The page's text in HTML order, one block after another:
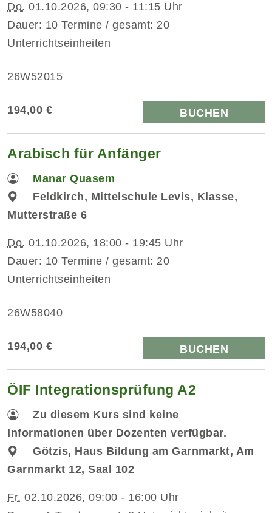
Do. 01.10.2026, 09:30 - 11:15 Uhr
Dauer: 10 Termine / gesamt: 20
Unterrichtseinheiten
26W52015
194,00 € BUCHEN
Arabisch für Anfänger
Manar Quasem
Feldkirch, Mittelschule Levis, Klasse,
Mutterstraße 6
Do. 01.10.2026, 18:00 - 19:45 Uhr
Dauer: 10 Termine / gesamt: 20
Unterrichtseinheiten
26W58040
194,00 € BUCHEN
ÖIF Integrationsprüfung A2
Zu diesem Kurs sind keine
Informationen über Dozenten verfügbar.
Götzis, Haus Bildung am Garnmarkt, Am
Garnmarkt 12, Saal 102
Fr. 02.10.2026, 09:00 - 16:00 Uhr